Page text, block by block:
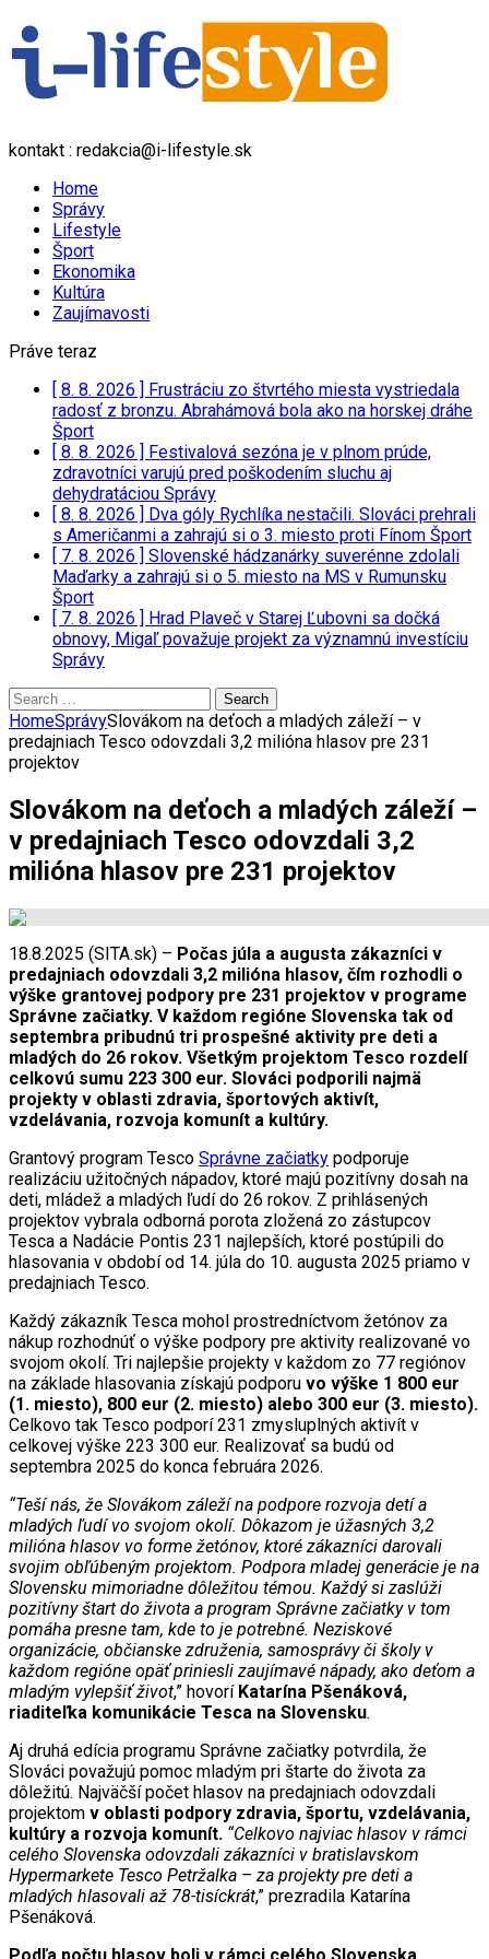
kontakt : redakcia@i-lifestyle.sk
Home
Správy
Lifestyle
Šport
Ekonomika
Kultúra
Zaujímavosti
Práve teraz
[ 8. 8. 2026 ] Frustráciu zo štvrtého miesta vystriedala
radosť z bronzu. Abrahámová bola ako na horskej dráhe
Šport
[ 8. 8. 2026 ] Festivalová sezóna je v plnom prúde,
zdravotníci varujú pred poškodením sluchu aj
dehydratáciou Správy
[ 8. 8. 2026 ] Dva góly Rychlíka nestačili. Slováci prehrali
s Američanmi a zahrajú si o 3. miesto proti Fínom Šport
[ 7. 8. 2026 ] Slovenské hádzanárky suverénne zdolali
Maďarky a zahrajú si o 5. miesto na MS v Rumunsku
Šport
[ 7. 8. 2026 ] Hrad Plaveč v Starej Ľubovni sa dočká
obnovy, Migaľ považuje projekt za významnú investíciu
Správy
Search
for:
HomeSprávySlovákom na deťoch a mladých záleží – v
predajniach Tesco odovzdali 3,2 milióna hlasov pre 231
projektov
Slovákom na deťoch a mladých záleží –
v predajniach Tesco odovzdali 3,2
milióna hlasov pre 231 projektov
18.8.2025 (SITA.sk) – Počas júla a augusta zákazníci v
predajniach odovzdali 3,2 milióna hlasov, čím rozhodli o
výške grantovej podpory pre 231 projektov v programe
Správne začiatky. V každom regióne Slovenska tak od
septembra pribudnú tri prospešné aktivity pre deti a
mladých do 26 rokov. Všetkým projektom Tesco rozdelí
celkovú sumu 223 300 eur. Slováci podporili najmä
projekty v oblasti zdravia, športových aktivít,
vzdelávania, rozvoja komunít a kultúry.
Grantový program Tesco Správne začiatky podporuje
realizáciu užitočných nápadov, ktoré majú pozitívny dosah na
deti, mládež a mladých ľudí do 26 rokov. Z prihlásených
projektov vybrala odborná porota zložená zo zástupcov
Tesca a Nadácie Pontis 231 najlepších, ktoré postúpili do
hlasovania v období od 14. júla do 10. augusta 2025 priamo v
predajniach Tesco.
Každý zákazník Tesca mohol prostredníctvom žetónov za
nákup rozhodnúť o výške podpory pre aktivity realizované vo
svojom okolí. Tri najlepšie projekty v každom zo 77 regiónov
na základe hlasovania získajú podporu vo výške 1 800 eur
(1. miesto), 800 eur (2. miesto) alebo 300 eur (3. miesto).
Celkovo tak Tesco podporí 231 zmysluplných aktivít v
celkovej výške 223 300 eur. Realizovať sa budú od
septembra 2025 do konca februára 2026.
“Teší nás, že Slovákom záleží na podpore rozvoja detí a
mladých ľudí vo svojom okolí. Dôkazom je úžasných 3,2
milióna hlasov vo forme žetónov, ktoré zákazníci darovali
svojim obľúbeným projektom. Podpora mladej generácie je na
Slovensku mimoriadne dôležitou témou. Každý si zaslúži
pozitívny štart do života a program Správne začiatky v tom
pomáha presne tam, kde to je potrebné. Neziskové
organizácie, občianske združenia, samosprávy či školy v
každom regióne opäť priniesli zaujímavé nápady, ako deťom a
mladým vylepšiť život,” hovorí Katarína Pšenáková,
riaditeľka komunikácie Tesca na Slovensku.
Aj druhá edícia programu Správne začiatky potvrdila, že
Slováci považujú pomoc mladým pri štarte do života za
dôležitú. Najväčší počet hlasov na predajniach odovzdali
projektom v oblasti podpory zdravia, športu, vzdelávania,
kultúry a rozvoja komunít. “Celkovo najviac hlasov v rámci
celého Slovenska odovzdali zákazníci v bratislavskom
Hypermarkete Tesco Petržalka – za projekty pre deti a
mladých hlasovali až 78-tisíckrát,” prezradila Katarína
Pšenáková.